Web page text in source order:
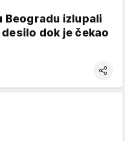
Beogradu izlupali
dok je čekao